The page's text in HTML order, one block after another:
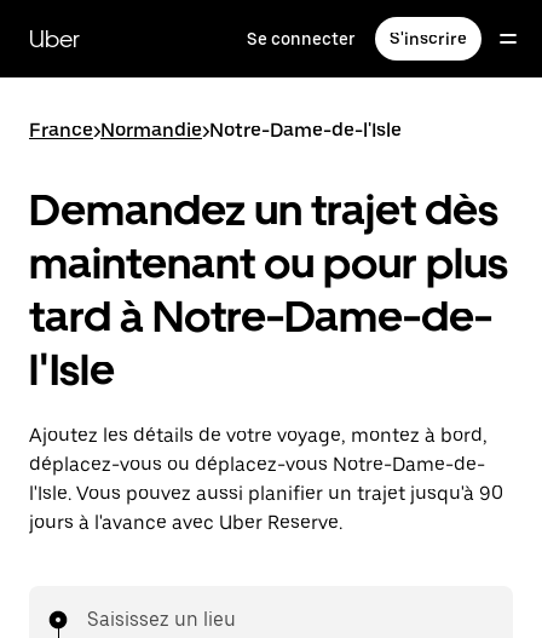
contenu
principal
Uber Se connecter S'inscrire
France>Normandie>Notre-Dame-de-l'Isle
Demandez un trajet dès
maintenant ou pour plus
tard à Notre-Dame-de-
l'Isle
Ajoutez les détails de votre voyage, montez à bord,
déplacez-vous ou déplacez-vous Notre-Dame-de-
l'Isle. Vous pouvez aussi planifier un trajet jusqu'à 90
jours à l'avance avec Uber Reserve.
Saisissez un lieu